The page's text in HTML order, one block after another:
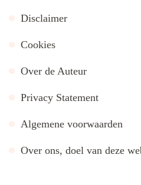
Disclaimer
Cookies
Over de Auteur
Privacy Statement
Algemene voorwaarden
Over ons, doel van deze